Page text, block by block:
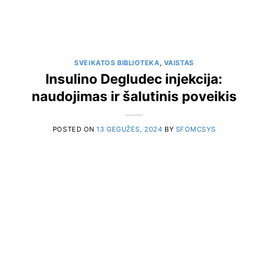
SVEIKATOS BIBLIOTEKA, VAISTAS
Insulino Degludec injekcija:
naudojimas ir šalutinis poveikis
POSTED ON13 GEGUŽĖS, 2024 BY SFOMCSYS